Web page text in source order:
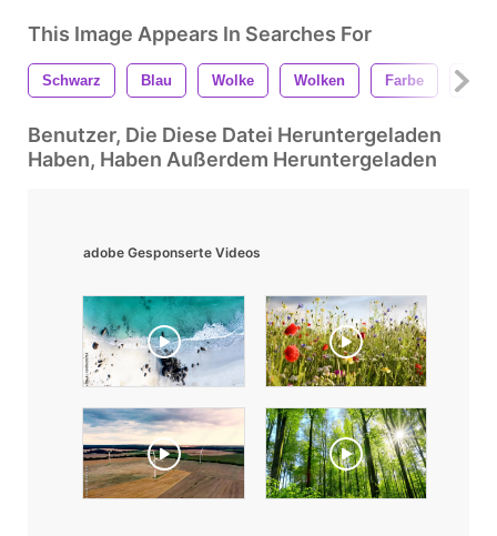
This Image Appears In Searches For
Schwarz Blau Wolke Wolken Farbe
Benutzer, Die Diese Datei Heruntergeladen
Haben, Haben Außerdem Heruntergeladen
adobe Gesponserte Videos